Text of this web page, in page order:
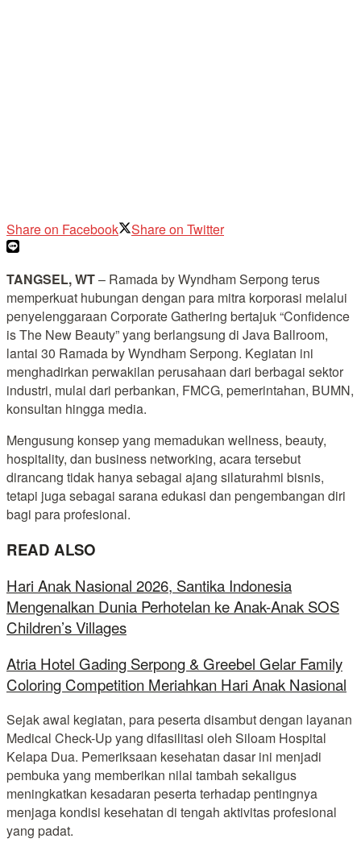
Share on Facebook Share on Twitter
TANGSEL, WT– Ramada by Wyndham Serpong terus
memperkuat hubungan dengan para mitra korporasi melalui
penyelenggaraan Corporate Gathering bertajuk “Confidence
is The New Beauty” yang berlangsung di Java Ballroom,
lantai 30 Ramada by Wyndham Serpong. Kegiatan ini
menghadirkan perwakilan perusahaan dari berbagai sektor
industri, mulai dari perbankan, FMCG, pemerintahan, BUMN,
konsultan hingga media.
Mengusung konsep yang memadukan wellness, beauty,
hospitality, dan business networking, acara tersebut
dirancang tidak hanya sebagai ajang silaturahmi bisnis,
tetapi juga sebagai sarana edukasi dan pengembangan diri
bagi para profesional.
READ ALSO
Hari Anak Nasional 2026, Santika Indonesia
Mengenalkan Dunia Perhotelan ke Anak-Anak SOS
Children’s Villages
Atria Hotel Gading Serpong & Greebel Gelar Family
Coloring Competition Meriahkan Hari Anak Nasional
Sejak awal kegiatan, para peserta disambut dengan layanan
Medical Check-Up yang difasilitasi oleh Siloam Hospital
Kelapa Dua. Pemeriksaan kesehatan dasar ini menjadi
pembuka yang memberikan nilai tambah sekaligus
meningkatkan kesadaran peserta terhadap pentingnya
menjaga kondisi kesehatan di tengah aktivitas profesional
yang padat.